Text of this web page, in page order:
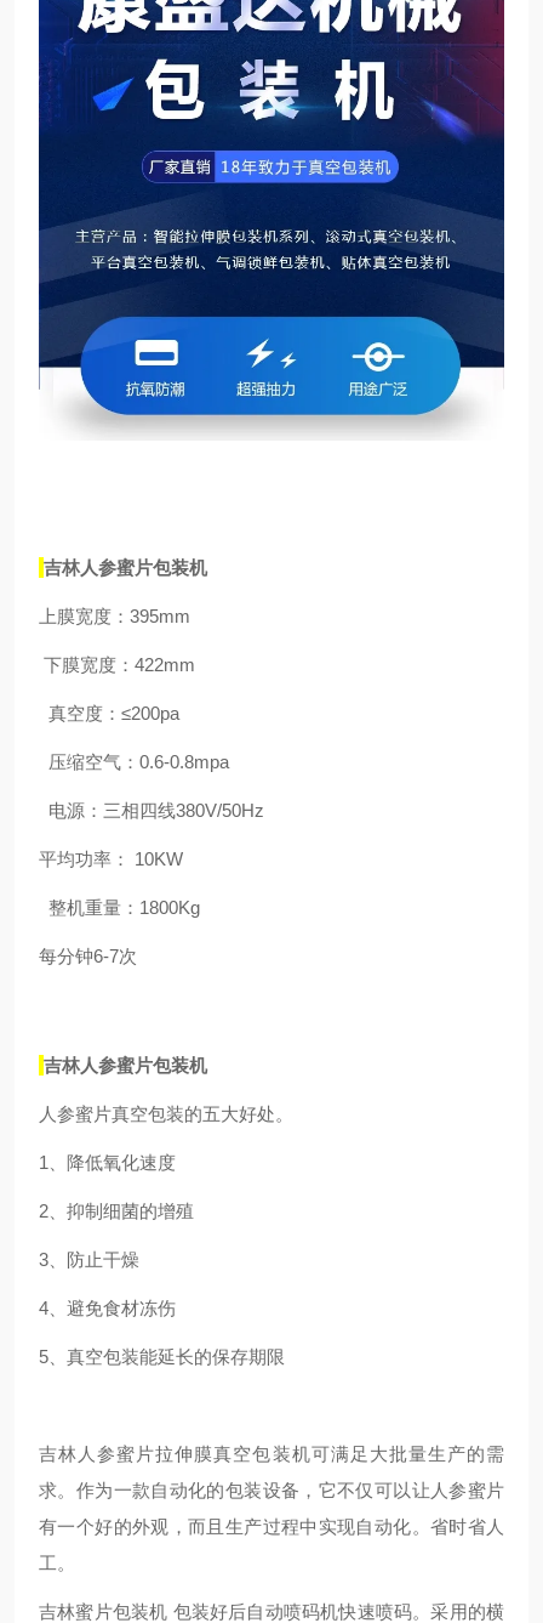
吉林人参蜜片包装机
上膜宽度： 395mm
下膜宽度： 422mm
真空度：≤200pa
压缩空气： 0.6-0.8mpa
电源：三相四线380V/50Hz
平均功率： 10KW
整机重量： 1800Kg
每分钟6-7次
吉林人参蜜片包装机
人参蜜片真空包装的五大好处。
1 、降低氧化速度
2 、抑制细菌的增殖
3 、防止干燥
4 、避免食材冻伤
5 、真空包装能延长的保存期限
吉林人参蜜片拉伸膜真空包装机可满足大批量生产的需
求。作为一款自动化的包装设备，它不仅可以让人参蜜片
有一个好的外观，而且生产过程中实现自动化。省时省人
工。
吉林蜜片包装机 包装好后自动喷码机快速喷码。采用的横